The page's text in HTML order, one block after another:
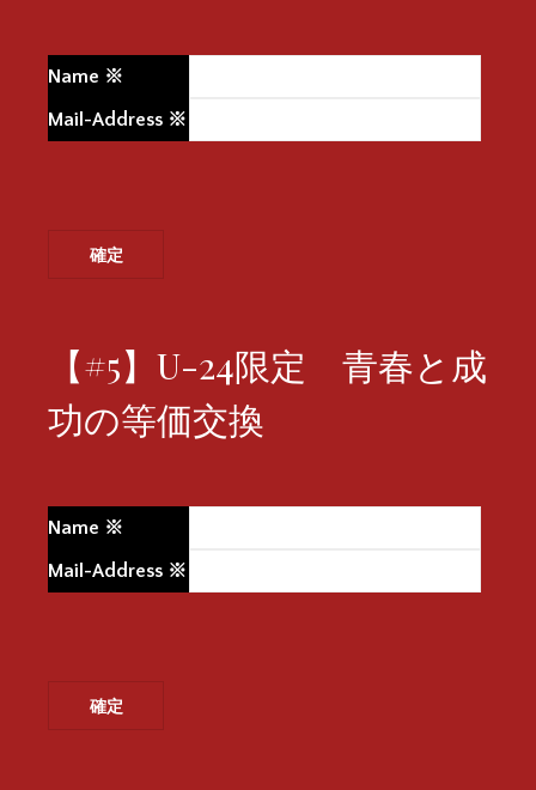
Name ※
Mail-Address ※
【#5】U-24限定 青春と成
功の等価交換
Name ※
Mail-Address ※